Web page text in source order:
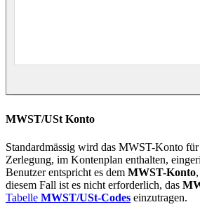
MWST/USt Konto
Standardmässig wird das MWST-Konto
Zerlegung, im Kontenplan enthalten,
Benutzer entspricht es dem MWST-Konto,
diesem Fall ist es nicht erforderlich, das
Tabelle MWST/USt-Codes einzutragen.